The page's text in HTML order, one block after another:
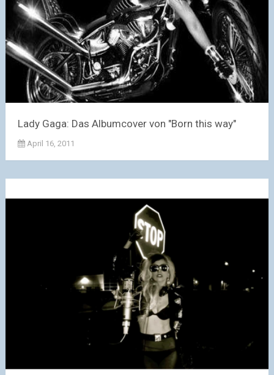
Lady Gaga: Das Albumcover von "Born this way"
April 16, 2011